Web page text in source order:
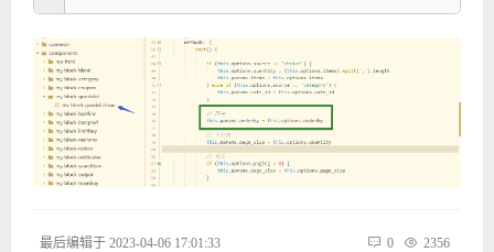
最后编辑于 2023-04-06 17:01:33 0 2356